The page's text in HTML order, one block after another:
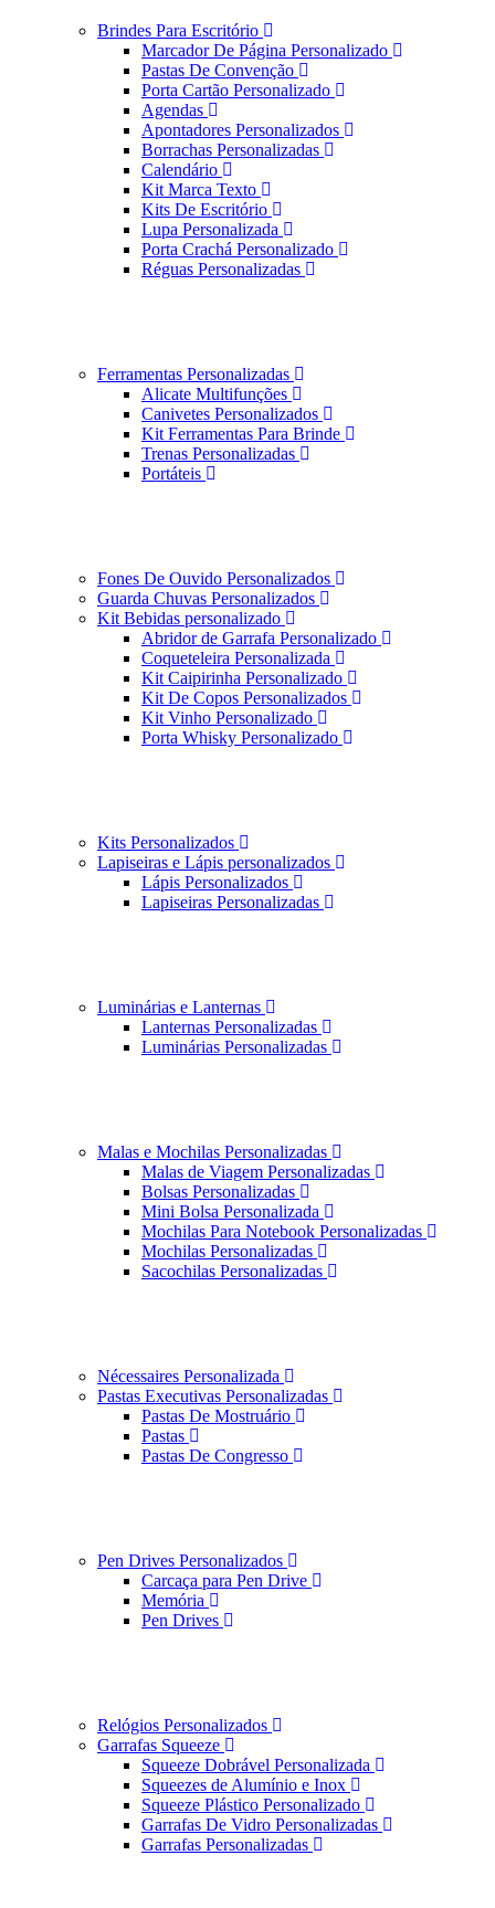
Brindes Para Escritório
Marcador De Página Personalizado
Pastas De Convenção
Porta Cartão Personalizado
Agendas
Apontadores Personalizados
Borrachas Personalizadas
Calendário
Kit Marca Texto
Kits De Escritório
Lupa Personalizada
Porta Crachá Personalizado
Réguas Personalizadas
Ferramentas Personalizadas
Alicate Multifunções
Canivetes Personalizados
Kit Ferramentas Para Brinde
Trenas Personalizadas
Portáteis
Fones De Ouvido Personalizados
Guarda Chuvas Personalizados
Kit Bebidas personalizado
Abridor de Garrafa Personalizado
Coqueteleira Personalizada
Kit Caipirinha Personalizado
Kit De Copos Personalizados
Kit Vinho Personalizado
Porta Whisky Personalizado
Kits Personalizados
Lapiseiras e Lápis personalizados
Lápis Personalizados
Lapiseiras Personalizadas
Luminárias e Lanternas
Lanternas Personalizadas
Luminárias Personalizadas
Malas e Mochilas Personalizadas
Malas de Viagem Personalizadas
Bolsas Personalizadas
Mini Bolsa Personalizada
Mochilas Para Notebook Personalizadas
Mochilas Personalizadas
Sacochilas Personalizadas
Nécessaires Personalizada
Pastas Executivas Personalizadas
Pastas De Mostruário
Pastas
Pastas De Congresso
Pen Drives Personalizados
Carcaça para Pen Drive
Memória
Pen Drives
Relógios Personalizados
Garrafas Squeeze
Squeeze Dobrável Personalizada
Squeezes de Alumínio e Inox
Squeeze Plástico Personalizado
Garrafas De Vidro Personalizadas
Garrafas Personalizadas